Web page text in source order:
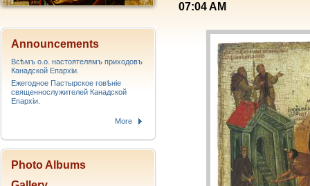
07:04 AM
Announcements
Всѣмъ о.о. настоятелямъ приходовъ
Канадской Епархiи.
Ежегодное Пастырское говѣніе
священнослужителей Канадской
Епархіи.
More
Photo Albums